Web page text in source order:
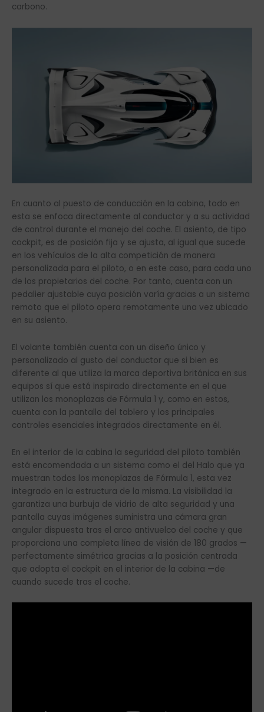
carbono.
En cuanto al puesto de conducción en la cabina, todo en
esta se enfoca directamente al conductor y a su actividad
de control durante el manejo del coche. El asiento, de tipo
cockpit, es de posición fija y se ajusta, al igual que sucede
en los vehículos de la alta competición de manera
personalizada para el piloto, o en este caso, para cada uno
de los propietarios del coche. Por tanto, cuenta con un
pedalier ajustable cuya posición varía gracias a un sistema
remoto que el piloto opera remotamente una vez ubicado
en su asiento.
El volante también cuenta con un diseño único y
personalizado al gusto del conductor que si bien es
diferente al que utiliza la marca deportiva británica en sus
equipos sí que está inspirado directamente en el que
utilizan los monoplazas de Fórmula 1 y, como en estos,
cuenta con la pantalla del tablero y los principales
controles esenciales integrados directamente en él.
En el interior de la cabina la seguridad del piloto también
está encomendada a un sistema como el del Halo que ya
muestran todos los monoplazas de Fórmula 1, esta vez
integrado en la estructura de la misma. La visibilidad la
garantiza una burbuja de vidrio de alta seguridad y una
pantalla cuyas imágenes suministra una cámara gran
angular dispuesta tras el arco antivuelco del coche y que
proporciona una completa línea de visión de 180 grados —
perfectamente simétrica gracias a la posición centrada
que adopta el cockpit en el interior de la cabina —de
cuando sucede tras el coche.